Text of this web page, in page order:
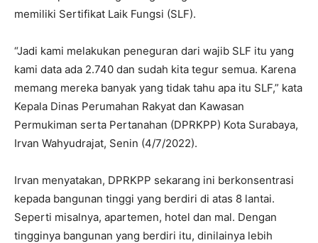
memiliki Sertifikat Laik Fungsi (SLF).
“Jadi kami melakukan peneguran dari wajib SLF itu yang
kami data ada 2.740 dan sudah kita tegur semua. Karena
memang mereka banyak yang tidak tahu apa itu SLF,” kata
Kepala Dinas Perumahan Rakyat dan Kawasan
Permukiman serta Pertanahan (DPRKPP) Kota Surabaya,
Irvan Wahyudrajat, Senin (4/7/2022).
Irvan menyatakan, DPRKPP sekarang ini berkonsentrasi
kepada bangunan tinggi yang berdiri di atas 8 lantai.
Seperti misalnya, apartemen, hotel dan mal. Dengan
tingginya bangunan yang berdiri itu, dinilainya lebih